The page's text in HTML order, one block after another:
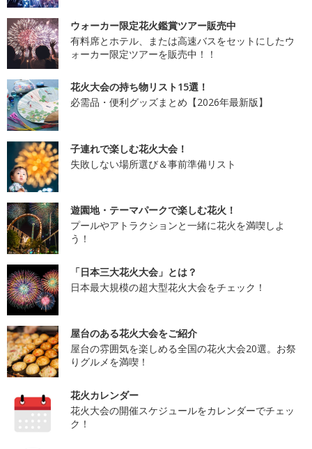
ウォーカー限定花火鑑賞ツアー販売中
有料席とホテル、または高速バスをセットにしたウ
ォーカー限定ツアーを販売中！！
花火大会の持ち物リスト15選！
必需品・便利グッズまとめ【2026年最新版】
子連れで楽しむ花火大会！
失敗しない場所選び＆事前準備リスト
遊園地・テーマパークで楽しむ花火！
プールやアトラクションと一緒に花火を満喫しよ
う！
「日本三大花火大会」とは？
日本最大規模の超大型花火大会をチェック！
屋台のある花火大会をご紹介
屋台の雰囲気を楽しめる全国の花火大会20選。お祭
りグルメを満喫！
花火カレンダー
花火大会の開催スケジュールをカレンダーでチェッ
ク！